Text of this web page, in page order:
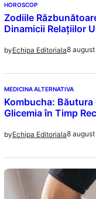
HOROSCOP
Zodiile
Dinamicii Relațiilor
byEchipa Editoriala8
MEDICINA ALTERNATIVA
Kombucha: Băutura
Glicemia în Timp
byEchipa Editoriala8